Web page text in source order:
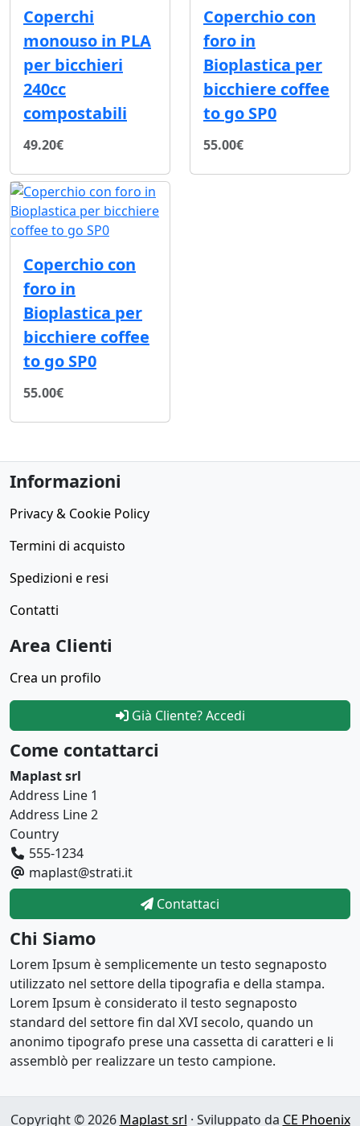
Coperchi
monouso in PLA
per bicchieri
240cc
compostabili
49.20€
Coperchio con
foro in
Bioplastica per
bicchiere coffee
to go SP0
55.00€
Coperchio con
foro in
Bioplastica per
bicchiere coffee
to go SP0
55.00€
Informazioni
Privacy & Cookie Policy
Termini di acquisto
Spedizioni e resi
Contatti
Area Clienti
Crea un profilo
Già Cliente? Accedi
Come contattarci
Maplast srl
Address Line 1
Address Line 2
Country
555-1234
maplast@strati.it
Contattaci
Chi Siamo
Lorem Ipsum è semplicemente un testo segnaposto
utilizzato nel settore della tipografia e della stampa.
Lorem Ipsum è considerato il testo segnaposto
standard del settore fin dal XVI secolo, quando un
anonimo tipografo prese una cassetta di caratteri e li
assemblò per realizzare un testo campione.
Copyright © 2026 Maplast srl · Sviluppato da CE Phoenix